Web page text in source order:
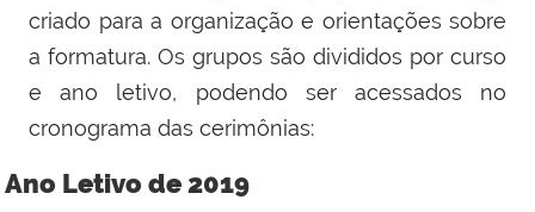
criado para a organização e orientações sobre
a formatura. Os grupos são divididos por curso
e ano letivo, podendo ser acessados no
cronograma das cerimônias:
Ano Letivo de 2019